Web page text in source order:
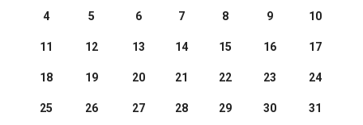
4 5 6 7 8 9 10
11 12 13 14 15 16 17
18 19 20 21 22 23 24
25 26 27 28 29 30
31